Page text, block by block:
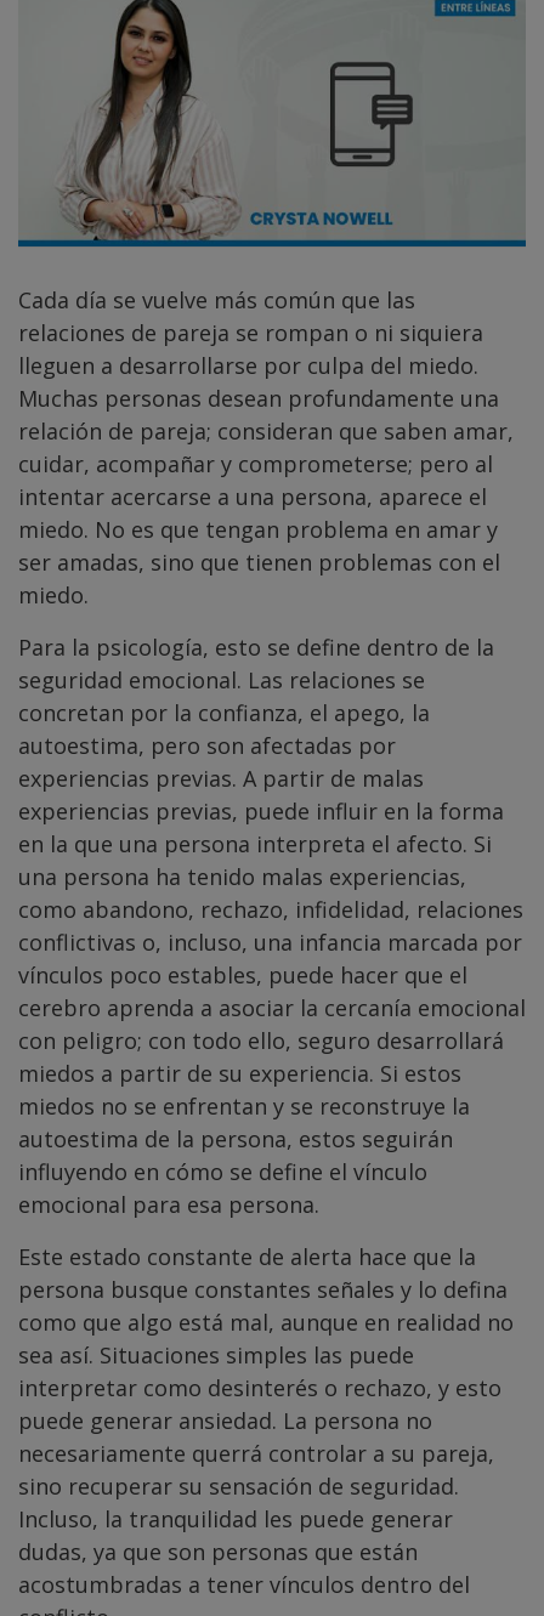
Cada día se vuelve más común que las
relaciones de pareja se rompan o ni siquiera
lleguen a desarrollarse por culpa del miedo.
Muchas personas desean profundamente una
relación de pareja; consideran que saben amar,
cuidar, acompañar y comprometerse; pero al
intentar acercarse a una persona, aparece el
miedo. No es que tengan problema en amar y
ser amadas, sino que tienen problemas con el
miedo.
Para la psicología, esto se define dentro de la
seguridad emocional. Las relaciones se
concretan por la confianza, el apego, la
autoestima, pero son afectadas por
experiencias previas. A partir de malas
experiencias previas, puede influir en la forma
en la que una persona interpreta el afecto. Si
una persona ha tenido malas experiencias,
como abandono, rechazo, infidelidad, relaciones
conflictivas o, incluso, una infancia marcada por
vínculos poco estables, puede hacer que el
cerebro aprenda a asociar la cercanía emocional
con peligro; con todo ello, seguro desarrollará
miedos a partir de su experiencia. Si estos
miedos no se enfrentan y se reconstruye la
autoestima de la persona, estos seguirán
influyendo en cómo se define el vínculo
emocional para esa persona.
Este estado constante de alerta hace que la
persona busque constantes señales y lo defina
como que algo está mal, aunque en realidad no
sea así. Situaciones simples las puede
interpretar como desinterés o rechazo, y esto
puede generar ansiedad. La persona no
necesariamente querrá controlar a su pareja,
sino recuperar su sensación de seguridad.
Incluso, la tranquilidad les puede generar
dudas, ya que son personas que están
acostumbradas a tener vínculos dentro del